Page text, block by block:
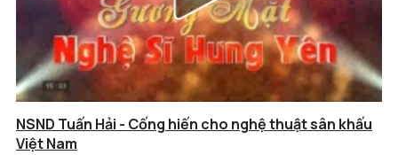
NSND Tuấn Hải - Cống hiến cho nghệ thuật sân khấu
Việt Nam